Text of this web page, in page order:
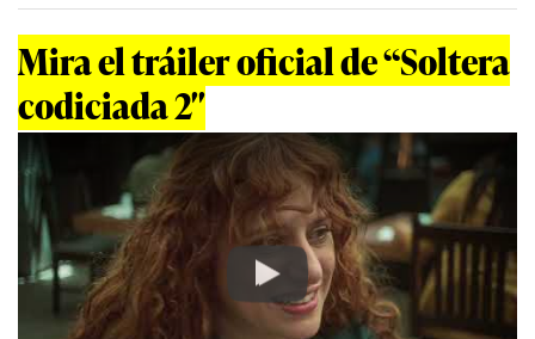
Mira el tráiler oficial de “Soltera
codiciada 2″
Play